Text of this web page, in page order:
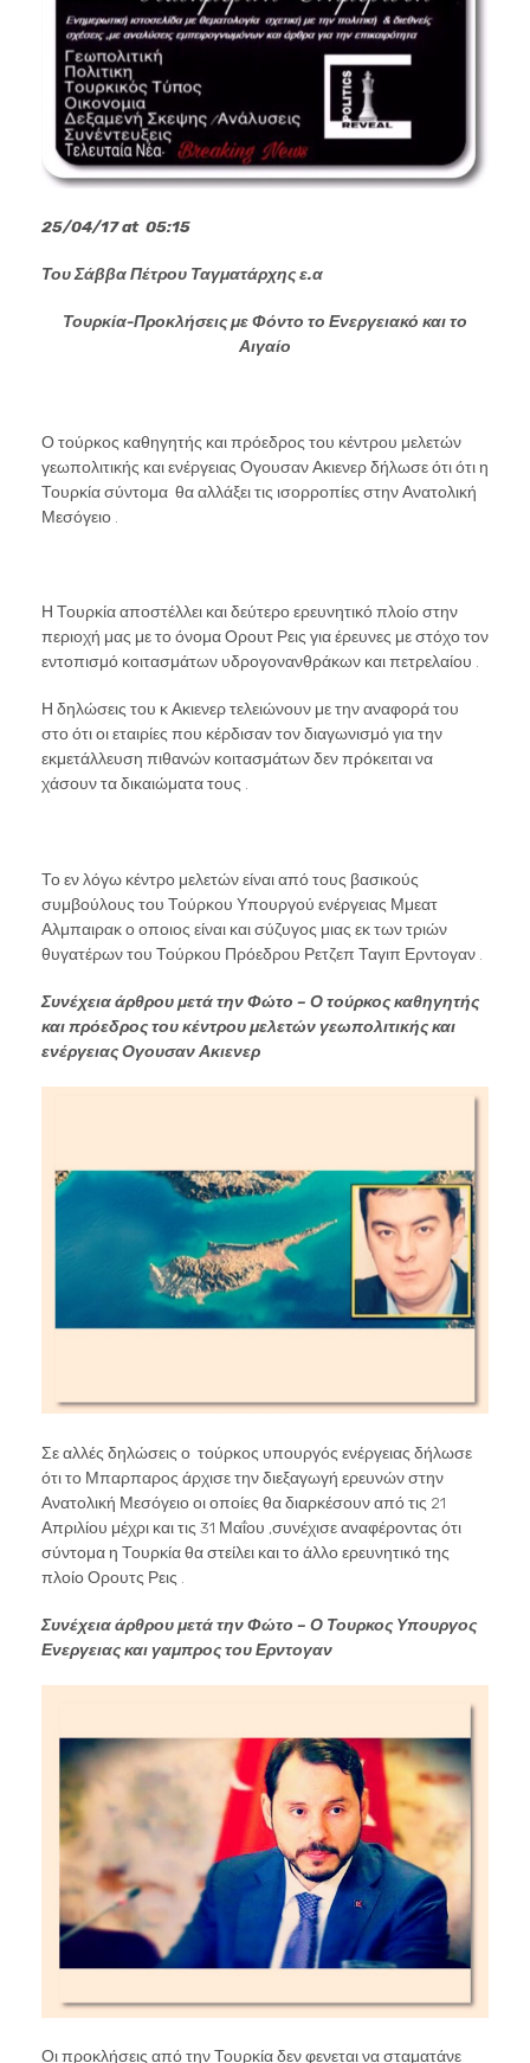
25/04/17at05:15
Του Σάββα Πέτρου Ταγματάρχης ε.α
Τουρκία-Προκλήσεις με Φόντο το Ενεργειακό και το
Αιγαίο
Ο τούρκος καθηγητής και πρόεδρος του κέντρου μελετών
γεωπολιτικής και ενέργειας Ογουσαν Ακιενερ δήλωσε ότι ότι η
Τουρκία σύντομα θα αλλάξει τις ισορροπίες στην Ανατολική
Μεσόγειο .
Η Τουρκία αποστέλλει και δεύτερο ερευνητικό πλοίο στην
περιοχή μας με το όνομα Ορουτ Ρεις για έρευνες με στόχο τον
εντοπισμό κοιτασμάτων υδρογονανθράκων και πετρελαίου .
Η δηλώσεις του κ Ακιενερ τελειώνουν με την αναφορά του
στο ότι οι εταιρίες που κέρδισαν τον διαγωνισμό για την
εκμετάλλευση πιθανών κοιτασμάτων δεν πρόκειται να
χάσουν τα δικαιώματα τους .
Το εν λόγω κέντρο μελετών είναι από τους βασικούς
συμβούλους του Τούρκου Υπουργού ενέργειας Μμεατ
Αλμπαιρακ ο οποιος είναι και σύζυγος μιας εκ των τριών
θυγατέρων του Τούρκου Πρόεδρου Ρετζεπ Ταγιπ Ερντογαν .
Συνέχεια άρθρου μετά την Φώτο – Ο τούρκος καθηγητής
και πρόεδρος του κέντρου μελετών γεωπολιτικής και
ενέργειας Ογουσαν Ακιενερ
Σε αλλές δηλώσεις ο τούρκος υπουργός ενέργειας δήλωσε
ότι το Μπαρπαρος άρχισε την διεξαγωγή ερευνών στην
Ανατολική Μεσόγειο οι οποίες θα διαρκέσουν από τις 21
Απριλίου μέχρι και τις 31 Μαΐου ,συνέχισε αναφέροντας ότι
σύντομα η Τουρκία θα στείλει και το άλλο ερευνητικό της
πλοίο Ορουτς Ρεις .
Συνέχεια άρθρου μετά την Φώτο – Ο Τουρκος Υπουργος
Ενεργειας και γαμπρος του Ερντογαν
Οι προκλήσεις από την Τουρκία δεν φενεται να σταματάνε